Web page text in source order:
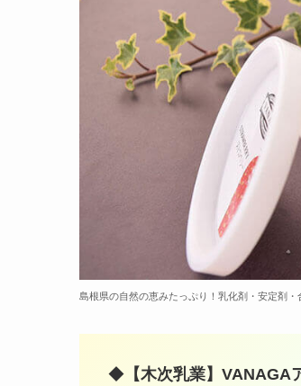
島根県の自然の恵みたっぷり！乳化剤・安定剤
◆ 【木次乳業】VANAGA